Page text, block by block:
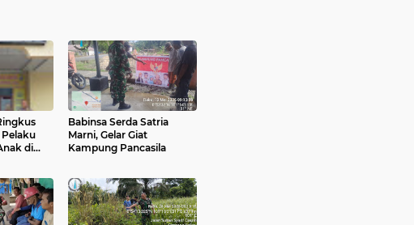
Pelaku
di
Babinsa Serda Satria
Marni, Gelar Giat
Kampung Pancasila